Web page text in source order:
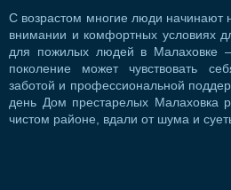
С возрастом многие люди начинают
внимании и комфортных условиях
для пожилых людей в Малаховке
поколение может чувствовать
заботой и профессиональной
день Дом престарелых Малаховка
чистом районе, вдали от шума и